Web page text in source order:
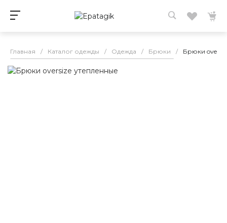
Главная / Каталог одежды / Одежда / Брюки / Брюки